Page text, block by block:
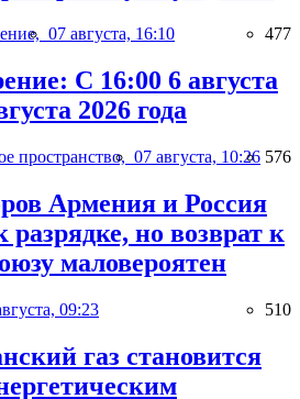
07 августа, 16:10 477
С 16:00 6 августа
2026 года
пространство, 07 августа, 10:26 576
Армения и Россия
но возврат к
маловероятен
09:23 510
газ становится